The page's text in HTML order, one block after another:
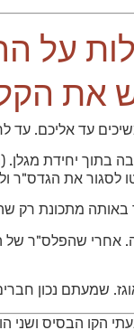
על
את
עד אליכם. עד
יחידת מגלן.
לסגור את הגדס"ר
מתכונת רק
אחרי שהפלס"ר
שמעתם נכון
הבסיס ושני